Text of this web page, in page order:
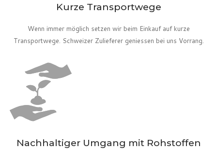
Kurze Transportwege
Wenn immer möglich setzen wir beim Einkauf auf kurze
Transportwege. Schweizer Zulieferer geniessen bei uns Vorrang.
Nachhaltiger Umgang mit Rohstoffen